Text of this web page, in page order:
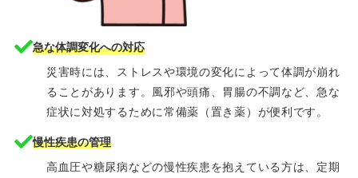
急な体調変化への対応
災害時には、ストレスや環境の変化によって体調が崩れ
ることがあります。風邪や頭痛、胃腸の不調など、急な
症状に対処するために常備薬（置き薬）が便利です。
慢性疾患の管理
高血圧や糖尿病などの慢性疾患を抱えている方は、定期